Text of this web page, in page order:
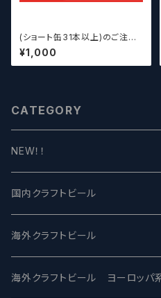
(ショート缶31本以上)のご注文
の場合いこちらをご購入くださ
い。 【クラフトビール】
¥1,000
CATEGORY
NEW！！
国内クラフトビール
UCHU BREWING -うちゅうブル
バテレ -VERTERE
海外クラフトビール
Modern Times モダンタイム
海外クラフトビール ヨーロッパ